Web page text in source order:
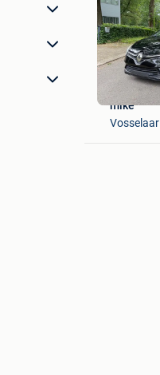
mike
Vosselaar